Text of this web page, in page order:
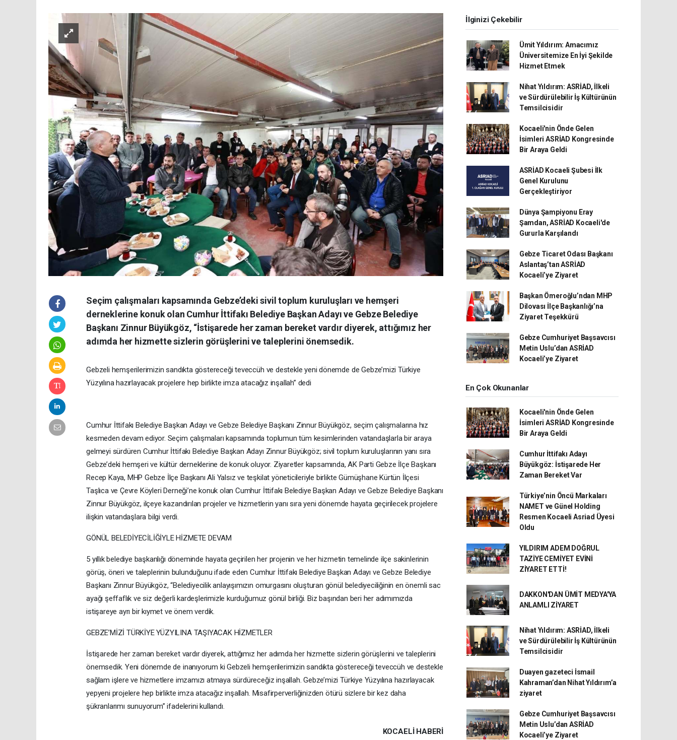
Seçim çalışmaları kapsamında Gebze’deki sivil toplum kuruluşları ve hemşeri
derneklerine konuk olan Cumhur İttifakı Belediye Başkan Adayı ve Gebze Belediye
Başkanı Zinnur Büyükgöz, “İstişarede her zaman bereket vardır diyerek, attığımız her
adımda her hizmette sizlerin görüşlerini ve taleplerini önemsedik.
Gebzeli hemşerilerimizin sandıkta göstereceği teveccüh ve destekle yeni dönemde de Gebze’mizi Türkiye
Yüzyılına hazırlayacak projelere hep birlikte imza atacağız inşallah” dedi
Cumhur İttifakı Belediye Başkan Adayı ve Gebze Belediye Başkanı Zinnur Büyükgöz, seçim çalışmalarına hız
kesmeden devam ediyor. Seçim çalışmaları kapsamında toplumun tüm kesimlerinden vatandaşlarla bir araya
gelmeyi sürdüren Cumhur İttifakı Belediye Başkan Adayı Zinnur Büyükgöz; sivil toplum kuruluşlarının yanı sıra
Gebze’deki hemşeri ve kültür derneklerine de konuk oluyor. Ziyaretler kapsamında, AK Parti Gebze İlçe Başkanı
Recep Kaya, MHP Gebze İlçe Başkanı Ali Yalsız ve teşkilat yöneticileriyle birlikte Gümüşhane Kürtün İlçesi
Taşlıca ve Çevre Köyleri Derneği’ne konuk olan Cumhur İttifakı Belediye Başkan Adayı ve Gebze Belediye Başkanı
Zinnur Büyükgöz, ilçeye kazandırılan projeler ve hizmetlerin yanı sıra yeni dönemde hayata geçirilecek projelere
ilişkin vatandaşlara bilgi verdi.
GÖNÜL BELEDİYECİLİĞİYLE HİZMETE DEVAM
5 yıllık belediye başkanlığı döneminde hayata geçirilen her projenin ve her hizmetin temelinde ilçe sakinlerinin
görüş, öneri ve taleplerinin bulunduğunu ifade eden Cumhur İttifakı Belediye Başkan Adayı ve Gebze Belediye
Başkanı Zinnur Büyükgöz, “Belediyecilik anlayışımızın omurgasını oluşturan gönül belediyeciliğinin en önemli sac
ayağı şeffaflık ve siz değerli kardeşlerimizle kurduğumuz gönül birliği. Biz başından beri her adımımızda
istişareye ayrı bir kıymet ve önem verdik.
GEBZE’MİZİ TÜRKİYE YÜZYILINA TAŞIYACAK HİZMETLER
İstişarede her zaman bereket vardır diyerek, attığımız her adımda her hizmette sizlerin görüşlerini ve taleplerini
önemsedik. Yeni dönemde de inanıyorum ki Gebzeli hemşerilerimizin sandıkta göstereceği teveccüh ve destekle
sağlam işlere ve hizmetlere imzamızı atmaya sürdüreceğiz inşallah. Gebze’mizi Türkiye Yüzyılına hazırlayacak
yepyeni projelere hep birlikte imza atacağız inşallah. Misafirperverliğinizden ötürü sizlere bir kez daha
şükranlarımı sunuyorum” ifadelerini kullandı.
KOCAELI HABERİ
İlginizi Çekebilir
Ümit Yıldırım: Amacımız
Üniversitemize En İyi Şekilde
Hizmet Etmek
Nihat Yıldırım: ASRİAD, İlkeli
ve Sürdürülebilir İş Kültürünün
Temsilcisidir
Kocaeli'nin Önde Gelen
İsimleri ASRİAD Kongresinde
Bir Araya Geldi
ASRİAD Kocaeli Şubesi İlk
Genel Kurulunu
Gerçekleştiriyor
Dünya Şampiyonu Eray
Şamdan, ASRİAD Kocaeli'de
Gururla Karşılandı
Gebze Ticaret Odası Başkanı
Aslantaş’tan ASRİAD
Kocaeli’ye Ziyaret
Başkan Ömeroğlu’ndan MHP
Dilovası İlçe Başkanlığı’na
Ziyaret Teşekkürü
Gebze Cumhuriyet Başsavcısı
Metin Uslu’dan ASRİAD
Kocaeli’ye Ziyaret
En Çok Okunanlar
Kocaeli'nin Önde Gelen
İsimleri ASRİAD Kongresinde
Bir Araya Geldi
Cumhur İttifakı Adayı
Büyükgöz: İstişarede Her
Zaman Bereket Var
Türkiye’nin Öncü Markaları
NAMET ve Günel Holding
Resmen Kocaeli Asriad Üyesi
Oldu
YILDIRIM ADEM DOĞRUL
TAZİYE CEMİYET EVİNİ
ZİYARET ETTİ!
DAKKON'DAN ÜMİT MEDYA'YA
ANLAMLI ZİYARET
Nihat Yıldırım: ASRİAD, İlkeli
ve Sürdürülebilir İş Kültürünün
Temsilcisidir
Duayen gazeteci İsmail
Kahraman’dan Nihat Yıldırım’a
ziyaret
Gebze Cumhuriyet Başsavcısı
Metin Uslu’dan ASRİAD
Kocaeli’ye Ziyaret